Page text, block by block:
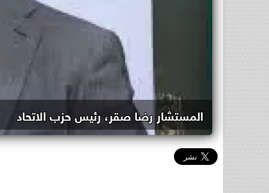
المستشار رضا صقر، رئيس حزب الاتحاد